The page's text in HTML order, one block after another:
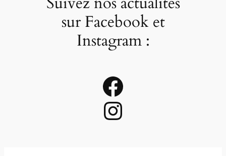
sur Facebook et
Instagram :
Facebook
Instagram